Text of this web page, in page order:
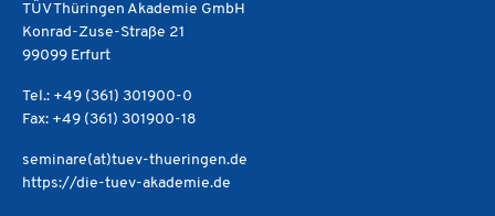
TÜV Thüringen Akademie GmbH
Konrad-Zuse-Straße 21
99099 Erfurt
Tel.: +49 (361) 301900-0
Fax: +49 (361) 301900-18
seminare(at)tuev-thueringen.de
https://die-tuev-akademie.de